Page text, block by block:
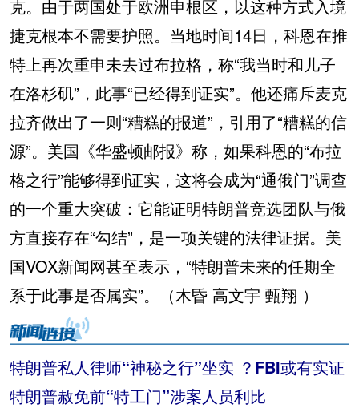
克。由于两国处于欧洲申根区，以这种方式入境
捷克根本不需要护照。当地时间14日，科恩在推
特上再次重申未去过布拉格，称“我当时和儿子
在洛杉矶”，此事“已经得到证实”。他还痛斥麦克
拉齐做出了一则“糟糕的报道”，引用了“糟糕的信
源”。美国《华盛顿邮报》称，如果科恩的“布拉
格之行”能够得到证实，这将会成为“通俄门”调查
的一个重大突破：它能证明特朗普竞选团队与俄
方直接存在“勾结”，是一项关键的法律证据。美
国VOX新闻网甚至表示，“特朗普未来的任期全
系于此事是否属实”。（木昏 高文宇 甄翔 ）
特朗普私人律师“神秘之行”坐实 ？FBI或有实证
特朗普赦免前“特工门”涉案人员利比